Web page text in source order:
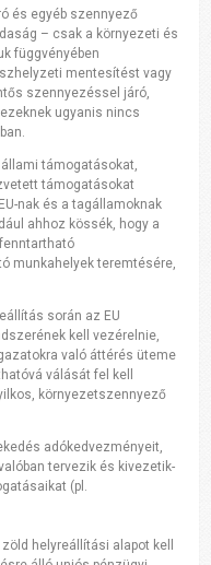
és egyéb szennyező
– csak a környezeti és
függvényében
mentesítést vagy
szennyezéssel járó,
ugyanis nincs
támogatásokat,
támogatásokat
nak és a tagállamoknak
ahhoz kössék, hogy a
munkahelyek teremtésére,
során az EU
kell vezérelnie,
való áttérés üteme
válását fel kell
környezetszennyező
adókedvezményeit,
tervezik és kivezetik-
(pl.
helyreállítási alapot kell